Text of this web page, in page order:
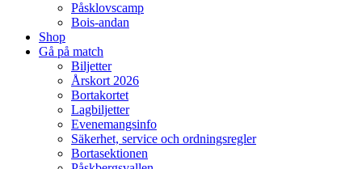
Påsklovscamp
Bois-andan
Shop
Gå på match
Biljetter
Årskort 2026
Bortakortet
Lagbiljetter
Evenemangsinfo
Säkerhet, service och ordningsregler
Bortasektionen